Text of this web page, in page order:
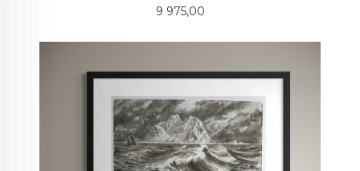
Pris
9 975,00